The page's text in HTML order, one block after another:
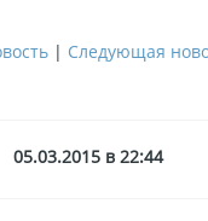
| Следующая
05.03.2015 в 22:44